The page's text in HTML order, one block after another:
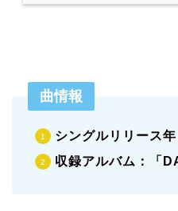
曲情報
シングルリリース
収録アルバム：「